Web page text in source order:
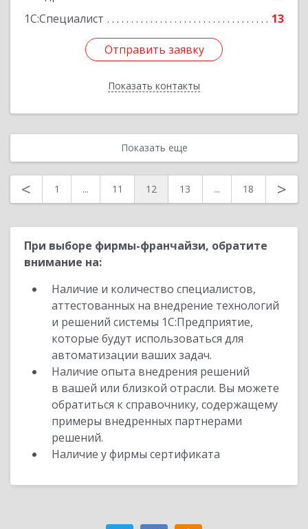
1С:Специалист
13
Отправить заявку
Показать контакты
Отправить заявку
Назад
Показать еще
< 1 ... 11 12 13 ... 18 >
При выборе фирмы-франчайзи, обратите
внимание на:
Наличие и количество специалистов,
аттестованных на внедрение технологий
и решений системы 1С:Предприятие,
которые будут использоваться для
автоматизации ваших задач.
Наличие опыта внедрения решений
в вашей или близкой отрасли. Вы можете
обратиться к справочнику, содержащему
примеры внедренных партнерами
решений.
Наличие у фирмы сертификата